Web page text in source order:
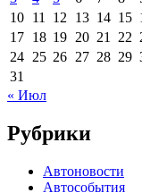
10 11 12 13 14 15
17 18 19 20 21 22
24 25 26 27 28 29
31
« Июл
Рубрики
Автоновости
Автособытия